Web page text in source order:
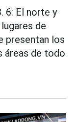
6: El norte y
de
presentan los
áreas de todo